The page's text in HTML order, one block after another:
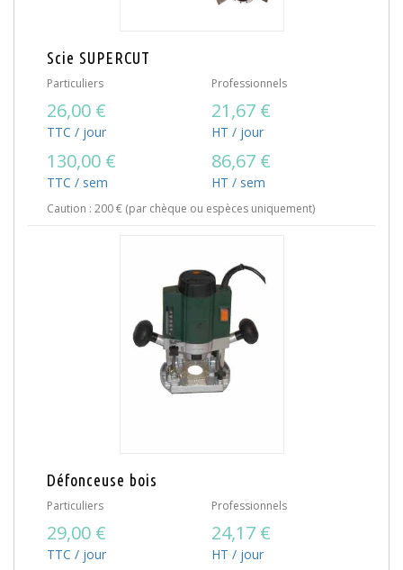
Scie SUPERCUT
Particuliers
26,00 €
TTC / jour
130,00 €
TTC / sem
Professionnels
21,67 €
HT / jour
86,67 €
HT / sem
Caution : 200 € (par chèque ou espèces uniquement)
Défonceuse bois
Particuliers
29,00 €
TTC / jour
Professionnels
24,17 €
HT / jour